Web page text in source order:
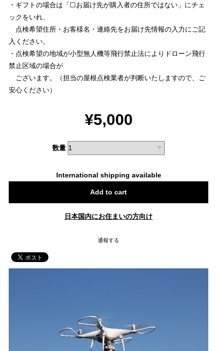
・ギフトの場合は「☐お届け先が購入者の住所ではない」にチェ
ックをいれ、
点検希望住所・お客様名・連絡先をお届け先情報の入力にご記
入ください。
・点検希望の地域が小型無人機等飛行禁止法によりドローン飛行
禁止区域の場合が
ございます。（担当の屋根点検業者が判断いたしますので、ご
安心ください）
¥5,000
数量
International shipping available
Add to cart
日本国内にお住まいの方向け
通報する